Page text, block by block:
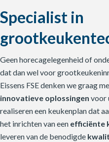
Specialist in
Geen horecagelegenheid of
dat dan wel voor
Eissens FSE denken we graag
innovatieve oplossingen voor
realiseren een keukenplan dat
het inrichten van een efficiënte
leveren van de benodigde